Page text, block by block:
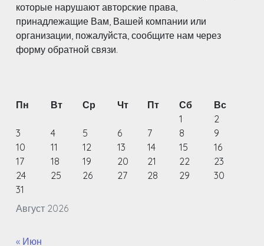
которые нарушают авторские права,
принадлежащие Вам, Вашей компании или
организации, пожалуйста, сообщите нам через
форму обратной связи.
Август 2026
Пн Вт Ср Чт Пт Сб
Вс
1
2
3
4 5 6 7 8
9
10
11 12 13 14 15
16
17
18 19 20 21 22
23
24
25 26 27 28 29
30
31
« Июн